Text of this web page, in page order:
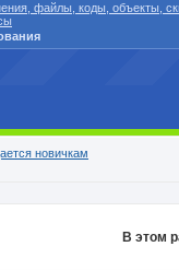
файлы, коды, объекты,
новичкам
В этом